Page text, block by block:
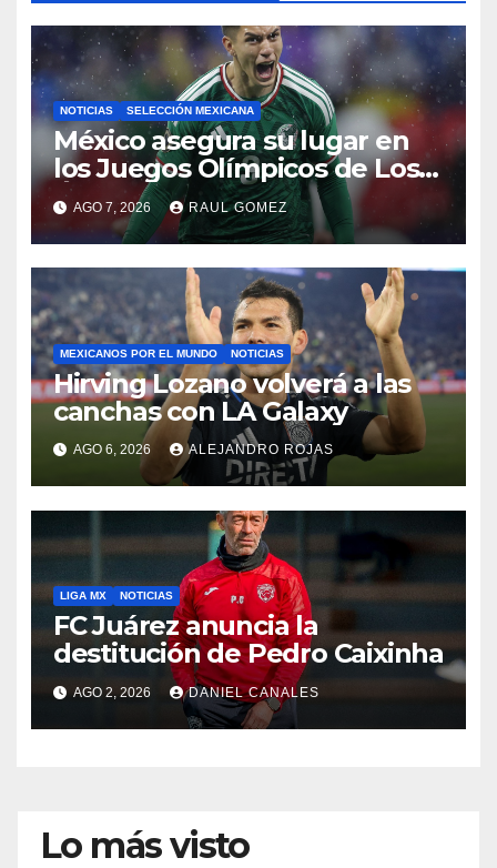
NOTICIAS SELECCIÓN MEXICANA
México asegura su lugar en
los Juegos Olímpicos de Los
Ángeles 2028
AGO 7, 2026 RAUL GOMEZ
MEXICANOS POR EL MUNDO NOTICIAS
Hirving Lozano volverá a las
canchas con LA Galaxy
AGO 6, 2026 ALEJANDRO ROJAS
LIGA MX NOTICIAS
FC Juárez anuncia la
destitución de Pedro Caixinha
AGO 2, 2026 DANIEL CANALES
Lo más visto